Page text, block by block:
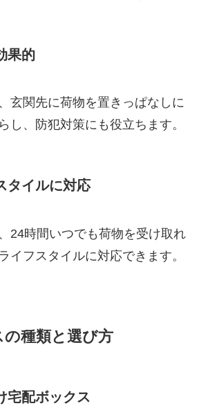
果的
玄関先に荷物を置きっぱなしに
し、防犯対策にも役立ちます。
タイルに対応
24時間いつでも荷物を受け取れ
イフスタイルに対応できます。
種類と選び方
宅配ボックス